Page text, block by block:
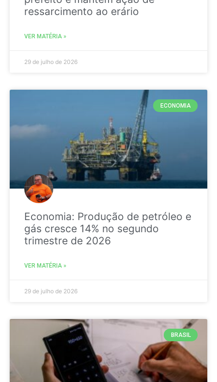
ressarcimento ao erário
VER MATÉRIA »
29 de julho de 2026
ECONOMIA
Economia: Produção de petróleo e
gás cresce 14% no segundo
trimestre de 2026
VER MATÉRIA »
29 de julho de 2026
BRASIL